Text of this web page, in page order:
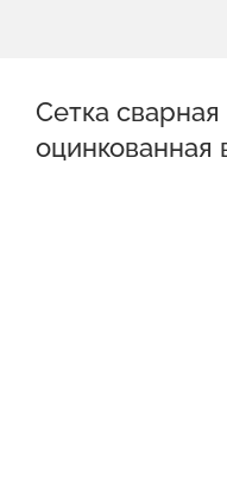
Сетка сварная
оцинкованная